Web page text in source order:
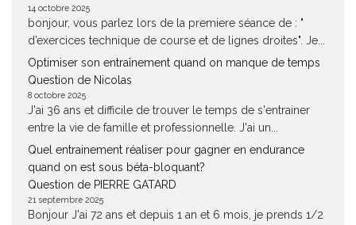
14 octobre 2025
bonjour, vous parlez lors de la premiere séance de : "
d’exercices technique de course et de lignes droites". Je...
Optimiser son entraînement quand on manque de temps
Question de Nicolas
8 octobre 2025
J'ai 36 ans et difficile de trouver le temps de s'entrainer
entre la vie de famille et professionnelle. J'ai un...
Quel entrainement réaliser pour gagner en endurance
quand on est sous béta-bloquant?
Question de PIERRE GATARD
21 septembre 2025
Bonjour J'ai 72 ans et depuis 1 an et 6 mois, je prends 1/2